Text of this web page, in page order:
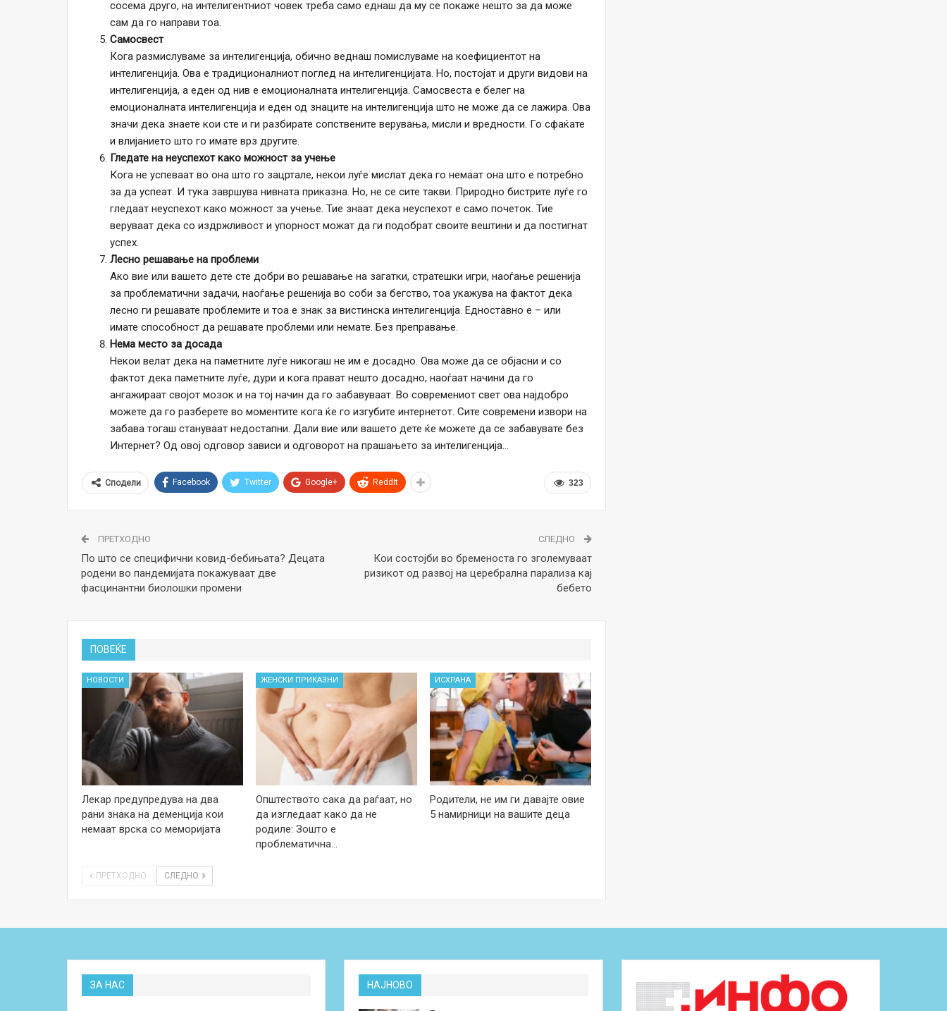
сосема друго, на интелигентниот човек треба само еднаш да му се покаже нешто за да може
сам да го направи тоа.
Самосвест
Кога размислуваме за интелигенција, обично веднаш помислуваме на коефициентот на
интелигенција. Ова е традиционалниот поглед на интелигенцијата. Но, постојат и други видови на
интелигенција, а еден од нив е емоционалната интелигенција. Самосвеста е белег на
емоционалната интелигенција и еден од знаците на интелигенција што не може да се лажира. Ова
значи дека знаете кои сте и ги разбирате сопствените верувања, мисли и вредности. Го сфаќате
и влијанието што го имате врз другите.
Гледате на неуспехот како можност за учење
Кога не успеваат во она што го зацртале, некои луѓе мислат дека го немаат она што е потребно
за да успеат. И тука завршува нивната приказна. Но, не се сите такви. Природно бистрите луѓе го
гледаат неуспехот како можност за учење. Тие знаат дека неуспехот е само почеток. Тие
веруваат дека со издржливост и упорност можат да ги подобрат своите вештини и да постигнат
успех.
Лесно решавање на проблеми
Ако вие или вашето дете сте добри во решавање на загатки, стратешки игри, наоѓање решенија
за проблематични задачи, наоѓање решенија во соби за бегство, тоа укажува на фактот дека
лесно ги решавате проблемите и тоа е знак за вистинска интелигенција. Едноставно е – или
имате способност да решавате проблеми или немате. Без преправање.
Нема место за досада
Некои велат дека на паметните луѓе никогаш не им е досадно. Ова може да се објасни и со
фактот дека паметните луѓе, дури и кога прават нешто досадно, наоѓаат начини да го
ангажираат својот мозок и на тој начин да го забавуваат. Во современиот свет ова најдобро
можете да го разберете во моментите кога ќе го изгубите интернетот. Сите современи извори на
забава тогаш стануваат недостапни. Дали вие или вашето дете ќе можете да се забавувате без
Интернет? Од овој одговор зависи и одговорот на прашањето за интелигенција…
323
Сподели Facebook Twitter Google+ ReddIt
ПРЕТХОДНО
По што се специфични ковид-бебињата? Децата
родени во пандемијата покажуваат две
фасцинантни биолошки промени
СЛЕДНО
Кои состојби во бременоста го зголемуваат
ризикот од развој на церебрална парализа кај
бебето
ПОВЕЌЕ
НОВОСТИ
Лекар предупредува на два
рани знака на деменција кои
немаат врска со меморијата
ЖЕНСКИ ПРИКАЗНИ
Општеството сака да раѓаат, но
да изгледаат како да не
родиле: Зошто е
проблематична…
ИСХРАНА
Родители, не им ги давајте овие
5 намирници на вашите деца
ПРЕТХОДНО СЛЕДНО
ЗА НАС НАЈНОВО